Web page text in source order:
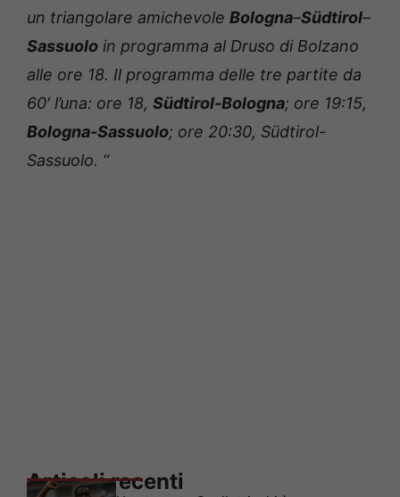
un triangolare amichevole Bologna–Südtirol–
Sassuolo in programma al Druso di Bolzano
alle ore 18. Il programma delle tre partite da
60′ l’una: ore 18, Südtirol-Bologna; ore 19:15,
Bologna-Sassuolo; ore 20:30, Südtirol-
Sassuolo. “
Articoli recenti